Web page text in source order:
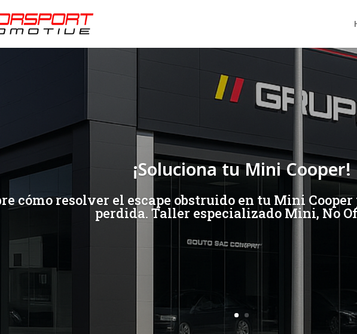
¡Soluciona tu Mini Cooper!
cómo resolver el escape obstruido en tu Mini
perdida. Taller especializado Mini, No